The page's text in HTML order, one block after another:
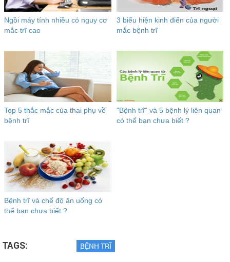
Ngồi máy tính nhiều có nguy cơ
mắc trĩ cao
3 biểu hiện kinh điển của người
mắc bệnh trĩ
Top 5 thắc mắc của thai phụ về
bệnh trĩ
"Bệnh trĩ" và 5 bệnh lý liên quan
có thể bạn chưa biết ?
Bệnh trĩ và chế độ ăn uống có
thể bạn chưa biết ?
TAGS: BỆNH TRĨ